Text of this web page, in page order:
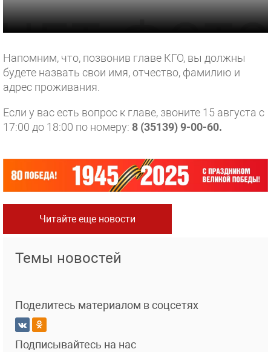
Напомним, что, позвонив главе КГО, вы должны
будете назвать свои имя, отчество, фамилию и
адрес проживания.
Если у вас есть вопрос к главе, звоните 15 августа с
17:00 до 18:00 по номеру: 8 (35139) 9-00-60.
Читайте еще новости
Темы новостей
Поделитесь материалом в соцсетях
Подписывайтесь на нас